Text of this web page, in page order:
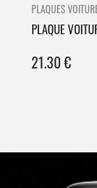
PLAQUES
PLAQUE
21.30€